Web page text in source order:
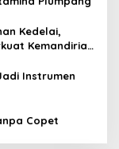
Kedelai,
Kemandirian
Instrumen
Copet